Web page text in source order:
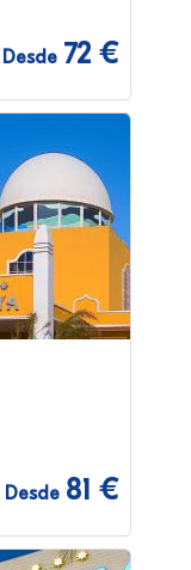
Desde 72 €
Desde 81 €